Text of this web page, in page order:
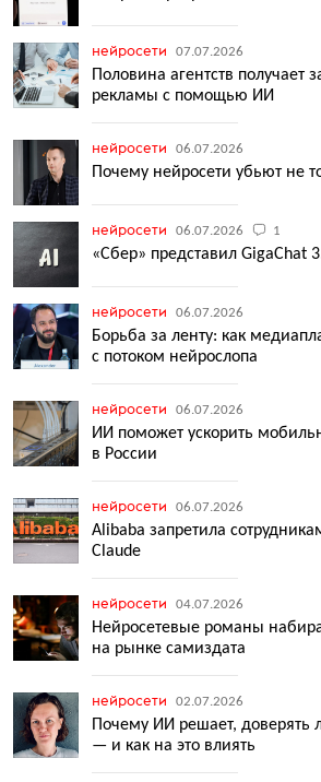
нейросети 07.07.2026
Половина агентств получает
рекламы с помощью ИИ
нейросети 06.07.2026
Почему нейросети убьют не
нейросети 06.07.2026 1
«Сбер» представил GigaChat
нейросети 06.07.2026
Борьба за ленту: как
с потоком нейрослопа
нейросети 06.07.2026
ИИ поможет ускорить
в России
нейросети 06.07.2026
Alibaba запретила
Claude
нейросети 04.07.2026
Нейросетевые романы
на рынке самиздата
нейросети 02.07.2026
Почему ИИ решает, доверять
— и как на это влиять